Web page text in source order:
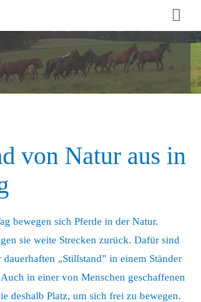
von Natur aus in
bewegen sich Pferde in der Natur.
sie weite Strecken zurück. Dafür sind
„Stillstand” in einem Ständer
in einer von Menschen geschaffenen
deshalb Platz, um sich frei zu bewegen.